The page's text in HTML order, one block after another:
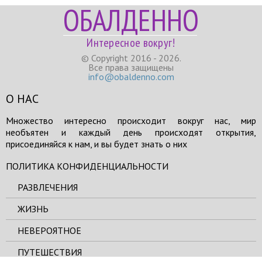
ОБАЛДЕННО
Интересное вокруг!
© Copyright 2016 - 2026.
Все права защищены
info@obaldenno.com
О НАС
Множество интересно происходит вокруг нас, мир
необъятен и каждый день происходят открытия,
присоединяйся к нам, и вы будет знать о них
ПОЛИТИКА КОНФИДЕНЦИАЛЬНОСТИ
РАЗВЛЕЧЕНИЯ
ЖИЗНЬ
НЕВЕРОЯТНОЕ
ПУТЕШЕСТВИЯ